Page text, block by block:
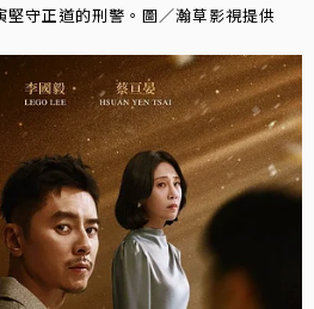
守正道的刑警。圖／瀚草影視提供